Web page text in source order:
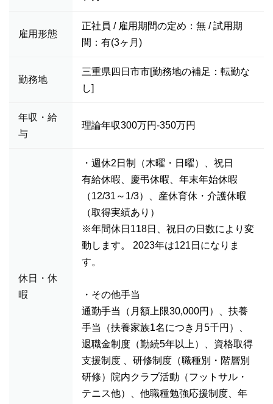
雇用形態
正社員 / 雇用期間の定め：無 / 試用期
間：有(3ヶ月)
勤務地
三重県四日市市[勤務地の補足：転勤な
し]
年収・給
与
理論年収300万円-350万円
休日・休
暇
・週休2日制（木曜・日曜）、祝日
有給休暇、慶弔休暇、年末年始休暇
（12/31～1/3）、産休育休・介護休暇
（取得実績あり）
※年間休日118日、祝日の日数により変
動します。 2023年は121日になりま
す。
・その他手当
通勤手当（月額上限30,000円）、扶養
手当（扶養家族1名につき月5千円）、
退職金制度（勤続5年以上）、資格取得
支援制度 、研修制度（職種別・階層別
研修）院内クラブ活動（フットサル・
テニス他）、他職種勉強応援制度、年